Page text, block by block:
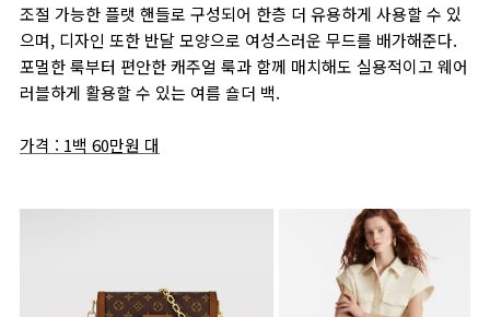
조절 가능한 플랫 핸들로 구성되어 한층 더 유용하게 사용할 수 있
으며, 디자인 또한 반달 모양으로 여성스러운 무드를 배가해준다.
포멀한 룩부터 편안한 캐주얼 룩과 함께 매치해도 실용적이고 웨어
러블하게 활용할 수 있는 여름 숄더 백.
가격 : 1백 60만원 대